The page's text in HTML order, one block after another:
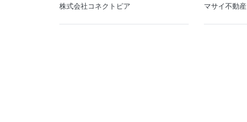
株式会社コネクトピア マサイ不動産